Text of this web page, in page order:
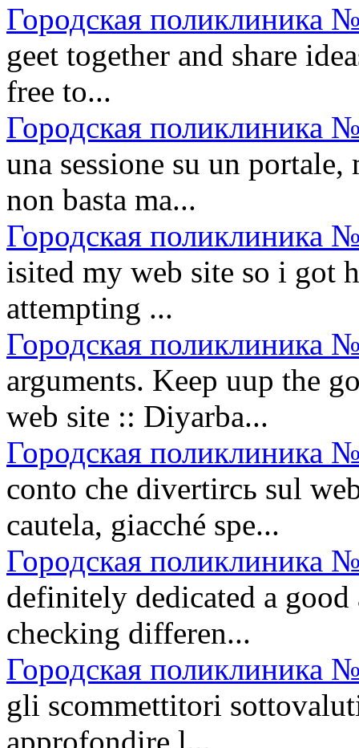
Городская поликлиника
geet together and share
free to...
Городская поликлиника
una sessione su un
non basta ma...
Городская поликлиника
isited my web site so i got
attempting ...
Городская поликлиника
arguments. Keep uup the
web site :: Diyarba...
Городская поликлиника
conto che divertirсь sul
cautela, giacché spe...
Городская поликлиника
definitely dedicated a
checking differen...
Городская поликлиника
gli scommettitori
approfondire l...